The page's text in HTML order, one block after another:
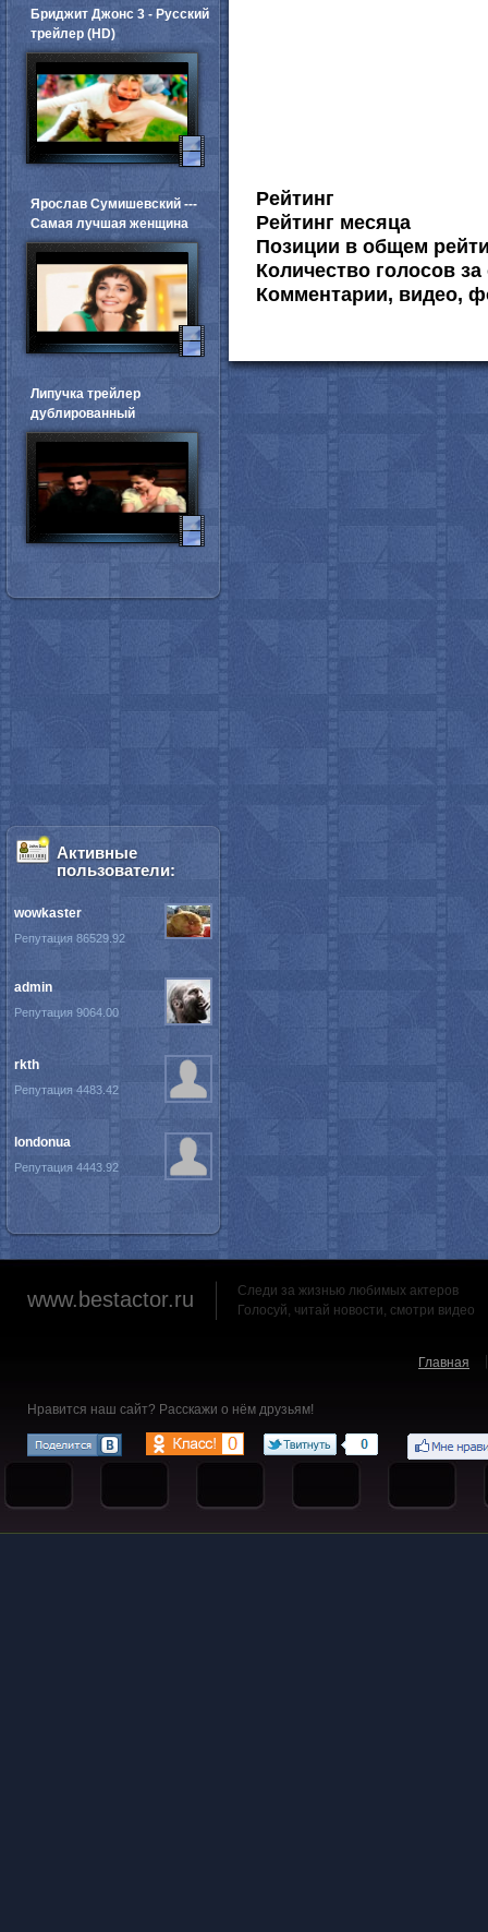
Рейтинг
Рейтинг месяца
Позиции в общем
Количество голосов за
Комментарии, видео,
Бриджит Джонс 3 - Русский
трейлер (HD)
Ярослав Сумишевский ---
Самая лучшая женщина
Липучка трейлер
дублированный
Активные
пользователи:
wowkaster
Репутация 86529.92
admin
Репутация 9064.00
rkth
Репутация 4483.42
londonua
Репутация 4443.92
www.bestactor.ru
Следи за жизнью любимых актеров
Голосуй, читай новости, смотри видео
Главная
Нравится наш сайт? Расскажи о нём друзьям!